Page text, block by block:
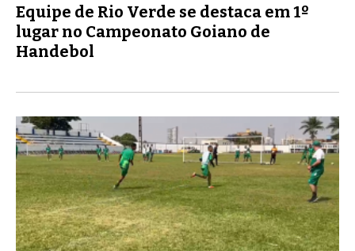
Equipe de Rio Verde se destaca em 1º
lugar no Campeonato Goiano de
Handebol